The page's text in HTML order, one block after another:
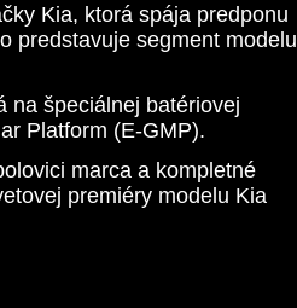
Kia, ktorá spája predponu
predstavuje segment modelu
na špeciálnej batériovej
Platform (E-GMP).
marca a kompletné
premiéry modelu Kia